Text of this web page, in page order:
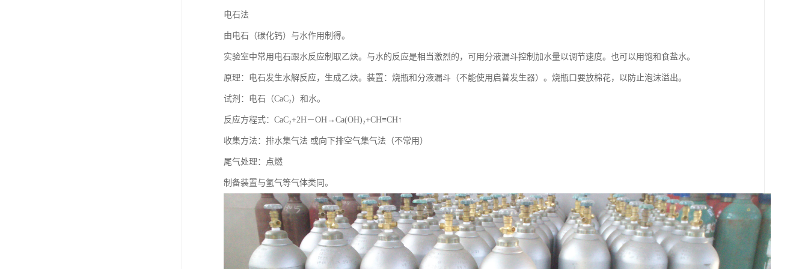
电石法
由电石（碳化钙）与水作用制得。
实验室中常用电石跟水反应制取乙炔。与水的反应是相当激烈的，可用分液漏斗控制加水量以调节速度。也可以用饱和食盐水。
原理：电石发生水解反应，生成乙炔。装置：烧瓶和分液漏斗（不能使用启普发生器）。烧瓶口要放棉花，以防止泡沫溢出。
试剂：电石（CaC₂）和水。
反应方程式：CaC₂+2H－OH→Ca(OH)₂+CH≡CH↑
收集方法：排水集气法 或向下排空气集气法（不常用）
尾气处理：点燃
制备装置与氢气等气体类同。